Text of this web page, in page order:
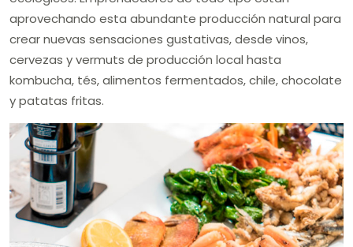
aprovechando esta abundante producción natural para
crear nuevas sensaciones gustativas, desde vinos,
cervezas y vermuts de producción local hasta
kombucha, tés, alimentos fermentados, chile, chocolate
y patatas fritas.